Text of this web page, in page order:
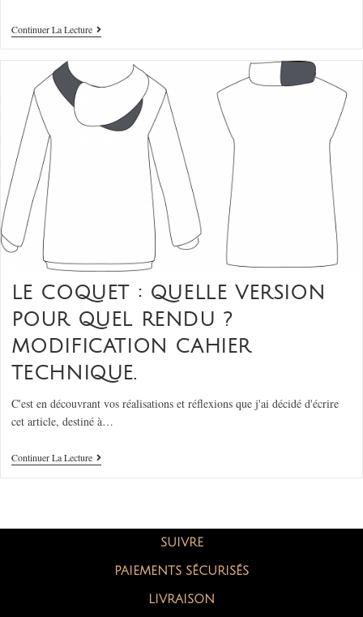
Continuer La Lecture
LE COQUET : QUELLE VERSION
POUR QUEL RENDU ?
MODIFICATION CAHIER
TECHNIQUE.
C'est en découvrant vos réalisations et réflexions que j'ai décidé d'écrire
cet article, destiné à…
Continuer La Lecture
SUIVRE
PAIEMENTS SÉCURISÉS
LIVRAISON